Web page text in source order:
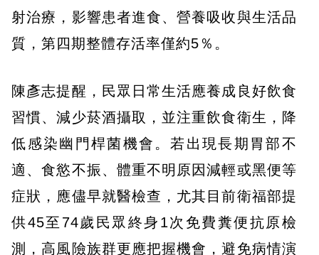
射治療，影響患者進食、營養吸收與生活品
質，第四期整體存活率僅約5％。
陳彥志提醒，民眾日常生活應養成良好飲食
習慣、減少菸酒攝取，並注重飲食衛生，降
低感染幽門桿菌機會。若出現長期胃部不
適、食慾不振、體重不明原因減輕或黑便等
症狀，應儘早就醫檢查，尤其目前衛福部提
供45至74歲民眾終身1次免費糞便抗原檢
測，高風險族群更應把握機會，避免病情演